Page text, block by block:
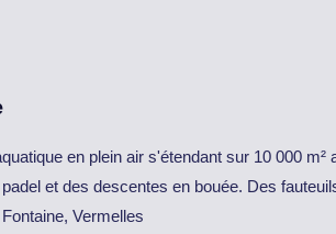
en plein air s'étendant sur 10 000
et des descentes en bouée. Des
Vermelles